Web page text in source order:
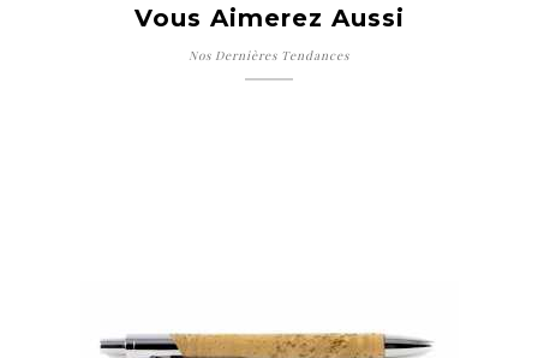
Vous Aimerez Aussi
Nos Dernières Tendances